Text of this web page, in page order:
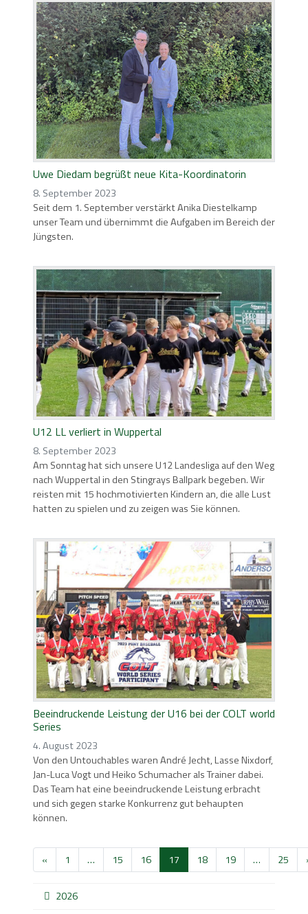
Uwe Diedam begrüßt neue Kita-Koordinatorin
8. September 2023
Seit dem 1. September verstärkt Anika Diestelkamp
unser Team und übernimmt die Aufgaben im Bereich der
Jüngsten.
U12 LL verliert in Wuppertal
8. September 2023
Am Sonntag hat sich unsere U12 Landesliga auf den Weg
nach Wuppertal in den Stingrays Ballpark begeben. Wir
reisten mit 15 hochmotivierten Kindern an, die alle Lust
hatten zu spielen und zu zeigen was Sie können.
Beeindruckende Leistung der U16 bei der COLT world
Series
4. August 2023
Von den Untouchables waren André Jecht, Lasse Nixdorf,
Jan-Luca Vogt und Heiko Schumacher als Trainer dabei.
Das Team hat eine beeindruckende Leistung erbracht
und sich gegen starke Konkurrenz gut behaupten
können.
« 1 … 15 16 17 18 19 … 25
2026